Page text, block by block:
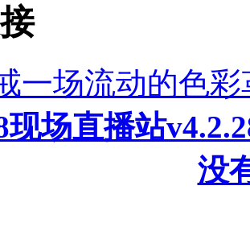
一场流动的色
现场直播站
没